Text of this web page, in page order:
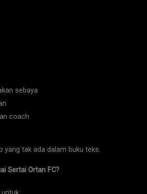
sebaya
coach
yang tak ada dalam buku teks.
Sertai Ortan FC?